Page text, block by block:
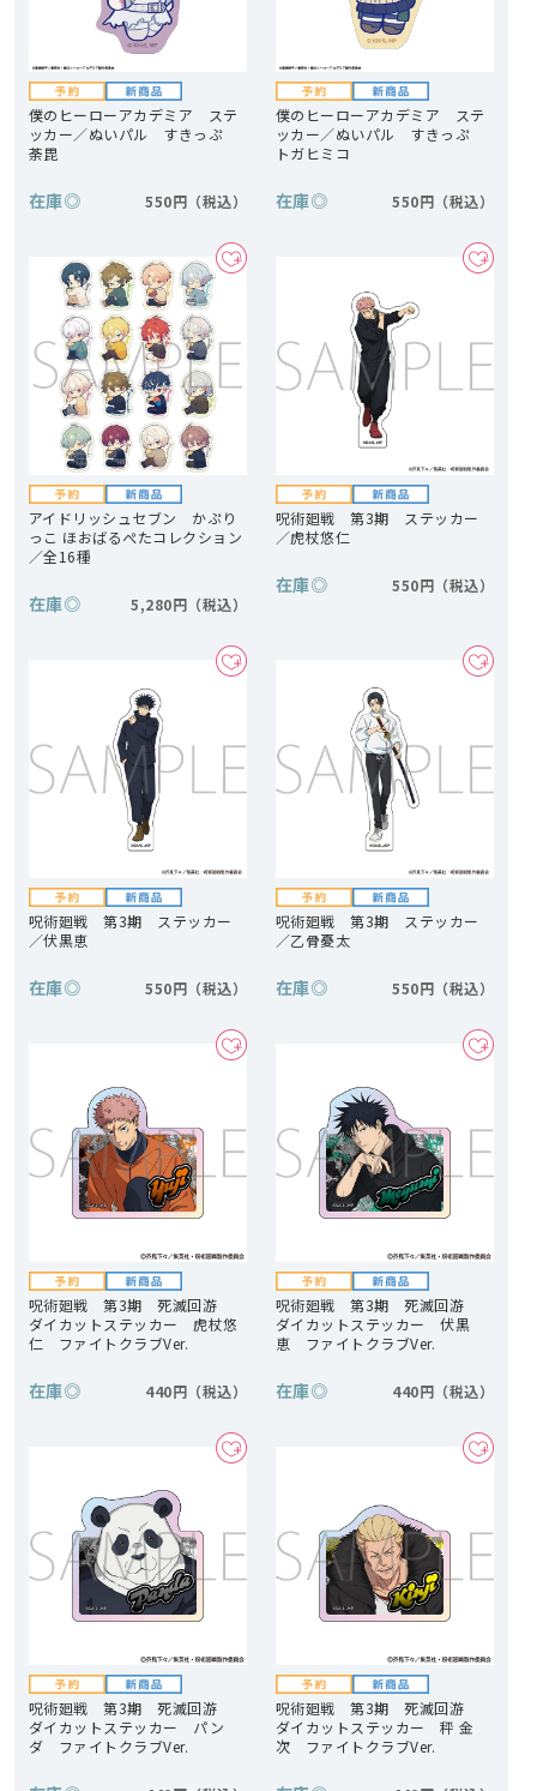
僕のヒーローアカデミア ステ
ッカー／ぬいパル すきっぷ
荼毘
在庫◎ 550円
僕のヒーローアカデミア ステ
ッカー／ぬいパル すきっぷ
トガヒミコ
在庫◎ 550円
アイドリッシュセブン かぷり
っこ ほおばるぺたコレクション
／全16種
在庫◎ 5,280円
呪術廻戦 第3期 ステッカー
／虎杖悠仁
在庫◎ 550円
呪術廻戦 第3期 ステッカー
／伏黒恵
在庫◎ 550円
呪術廻戦 第3期 ステッカー
／乙骨憂太
在庫◎ 550円
呪術廻戦 第3期 死滅回游
ダイカットステッカー 虎杖悠
仁 ファイトクラブVer.
在庫◎ 440円
呪術廻戦 第3期 死滅回游
ダイカットステッカー 伏黒
恵 ファイトクラブVer.
在庫◎ 440円
呪術廻戦 第3期 死滅回游
ダイカットステッカー パン
ダ ファイトクラブVer.
呪術廻戦 第3期 死滅回游
ダイカットステッカー 秤 金
次 ファイトクラブVer.